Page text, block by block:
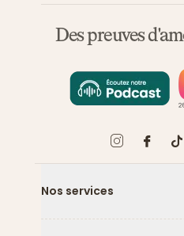
Des preuves
Nos services